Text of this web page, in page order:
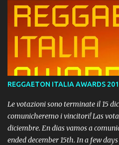
REGGAETON ITALIA AWARDS
Le votazioni sono terminate il 15
comunicheremo i vincitori! Las
diciembre. En dias vamos a
ended december 15th. In a few